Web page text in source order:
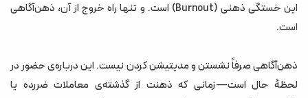
تکنیک ۵: مدیتیشن ۱۰ دقیقه‌ای (Daily Meditation)
بخش چهارم: کنترل خشم در لحظه
قدم ۱: تشخیص (۵ ثانیه)
این خستگی ذهنی (Burnout) است. و تنها راه خروج از آن، ذهن‌آگاهی
است.
ذهن‌آگاهی صرفاً نشستن و مدیتیشن کردن نیست. این درباره‌ی حضور در
لحظهٔ حال است—زمانی که ذهنت از گذشته‌ی معاملات ضررده یا